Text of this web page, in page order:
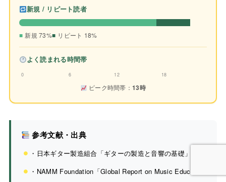
新規 / リピート読者
新規 73% リピート 18%
よく読まれる時間帯
0 6 12 18
ピーク時間帯：13時
参考文献・出典
・日本ギター製造組合「ギターの製造と音響の基礎」
・NAMM Foundation「Global Report on Music Education